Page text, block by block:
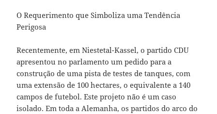
O Requerimento que Simboliza uma Tendência
Perigosa
Recentemente, em Niestetal-Kassel, o partido CDU
apresentou no parlamento um pedido para a
construção de uma pista de testes de tanques, com
uma extensão de 100 hectares, o equivalente a 140
campos de futebol. Este projeto não é um caso
isolado. Em toda a Alemanha, os partidos do arco do